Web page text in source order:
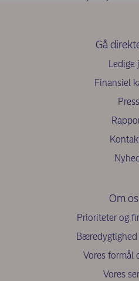
Gå
Ledige
Finansiel
Om os
Prioriteter og
Vores formål
Vores